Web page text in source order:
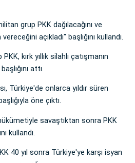
grup PKK dağılacağını ve
açıkladı" başlığını kullandı.
kırk yıllık silahlı çatışmanın
attı.
Türkiye'de onlarca yıldır süren
öne çıktı.
savaştıktan sonra PKK
kullandı.
40 yıl sonra Türkiye'ye karşı isyan